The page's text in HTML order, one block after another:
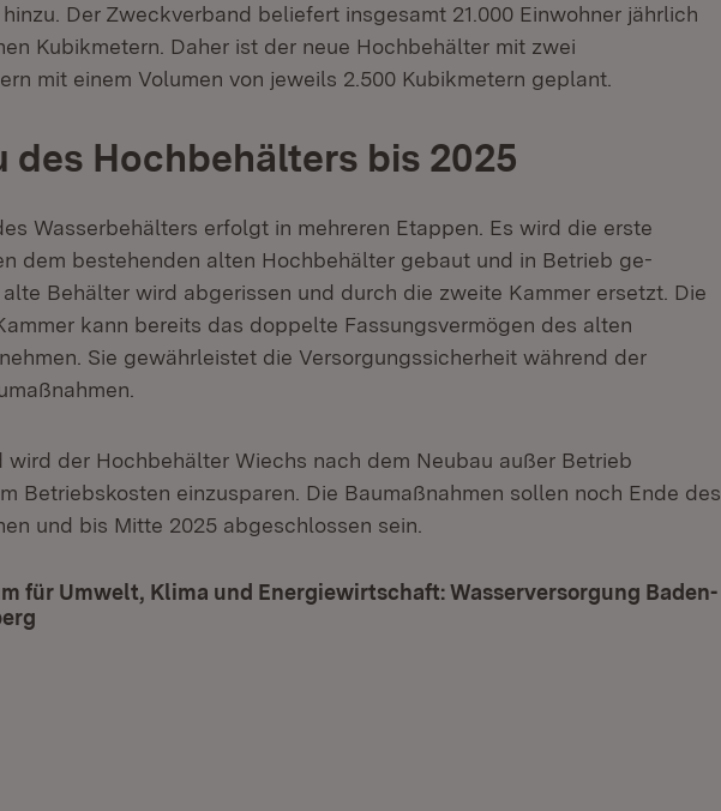
Der Zweckverband beliefert insgesamt 21.000 Einwohner jährlich
Kubikmetern. Daher ist der neue Hochbehälter mit zwei
mit einem Volumen von jeweils 2.500 Kubikmetern geplant.
des Hochbehälters bis 2025
Wasserbehälters erfolgt in mehreren Etappen. Es wird die erste
dem bestehenden alten Hochbehälter gebaut und in Betrieb ge­
alte Behälter wird abgerissen und durch die zweite Kammer er­setzt. Die
kann bereits das doppelte Fassungsvermögen des alten
Sie gewährleistet die Versorgungssicherheit während der
wird der Hochbehälter Wiechs nach dem Neubau außer Betrieb
Betriebskosten einzusparen. Die Baumaßnahmen sollen noch Ende des
und bis Mitte 2025 abgeschlossen sein.
für Umwelt, Klima und Energiewirtschaft: Wasserversorgung Baden-